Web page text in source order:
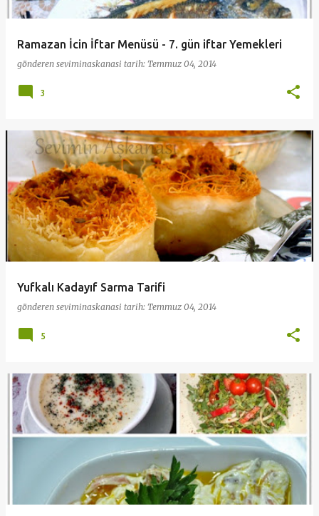
Ramazan İcin İftar Menüsü - 7. gün iftar Yemekleri
gönderen seviminaskanasi tarih: Temmuz 04, 2014
3
Yufkalı Kadayıf Sarma Tarifi
gönderen seviminaskanasi tarih: Temmuz 04, 2014
5